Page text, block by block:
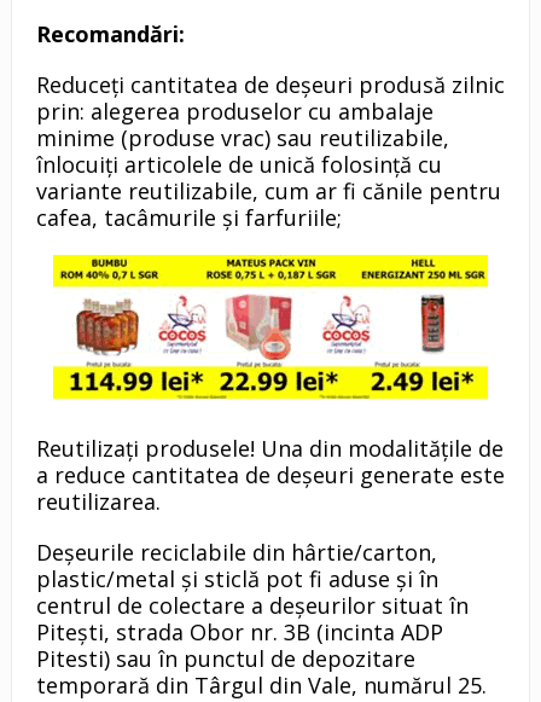
Recomandări:
Reduceți cantitatea de deșeuri produsă zilnic
prin: alegerea produselor cu ambalaje
minime (produse vrac) sau reutilizabile,
înlocuiți articolele de unică folosință cu
variante reutilizabile, cum ar fi cănile pentru
cafea, tacâmurile și farfuriile;
Reutilizați produsele! Una din modalitățile de
a reduce cantitatea de deșeuri generate este
reutilizarea.
Deșeurile reciclabile din hârtie/carton,
plastic/metal și sticlă pot fi aduse și în
centrul de colectare a deșeurilor situat în
Pitești, strada Obor nr. 3B (incinta ADP
Pitesti) sau în punctul de depozitare
temporară din Târgul din Vale, numărul 25.